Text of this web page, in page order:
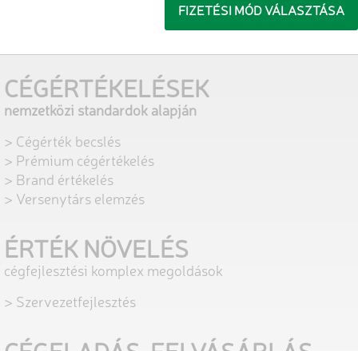
FIZETÉSI MÓD VÁLASZTÁSA
CÉGÉRTÉKELÉSEK
nemzetközi standardok alapján
> Cégérték becslés
> Prémium cégértékelés
> Brand értékelés
> Versenytárs elemzés
ÉRTÉK NÖVELÉS
cégfejlesztési komplex megoldások
> Szervezetfejlesztés